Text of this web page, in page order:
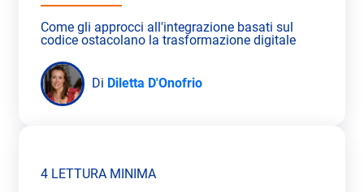
Come gli approcci all'integrazione basati sul
codice ostacolano la trasformazione digitale
Di Diletta D'Onofrio
4 LETTURA MINIMA